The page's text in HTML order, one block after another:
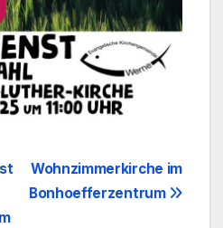
Wohnzimmerkirche im
Bonhoefferzentrum